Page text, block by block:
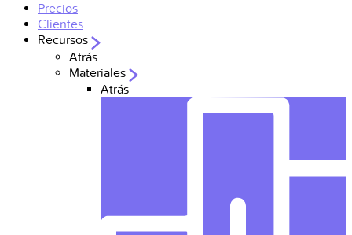
Precios
Clientes
Recursos
Atrás
Materiales
Atrás